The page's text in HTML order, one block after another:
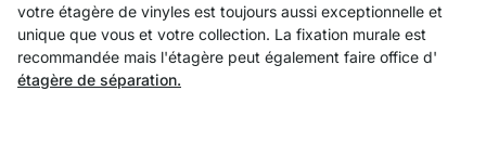
votre étagère de vinyles est toujours aussi exceptionnelle et
unique que vous et votre collection. La fixation murale est
recommandée mais l'étagère peut également faire office d'
étagère de séparation.